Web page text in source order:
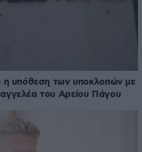
η υπόθεση των υποκλοπών με
του Αρείου Πάγου